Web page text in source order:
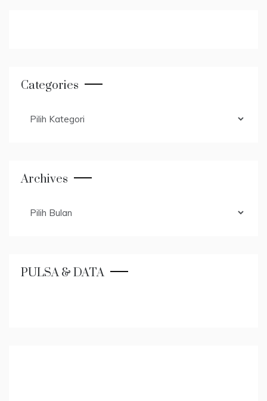
Categories
Archives
PULSA & DATA